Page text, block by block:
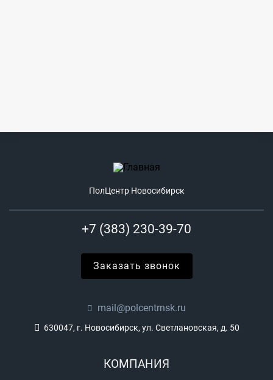
ПолЦентр Новосибирск
+7 (383) 230-39-70
Заказать звонок
mail@polcentrnsk.ru
630047, г. Новосибирск, ул. Светлановская, д. 50
КОМПАНИЯ